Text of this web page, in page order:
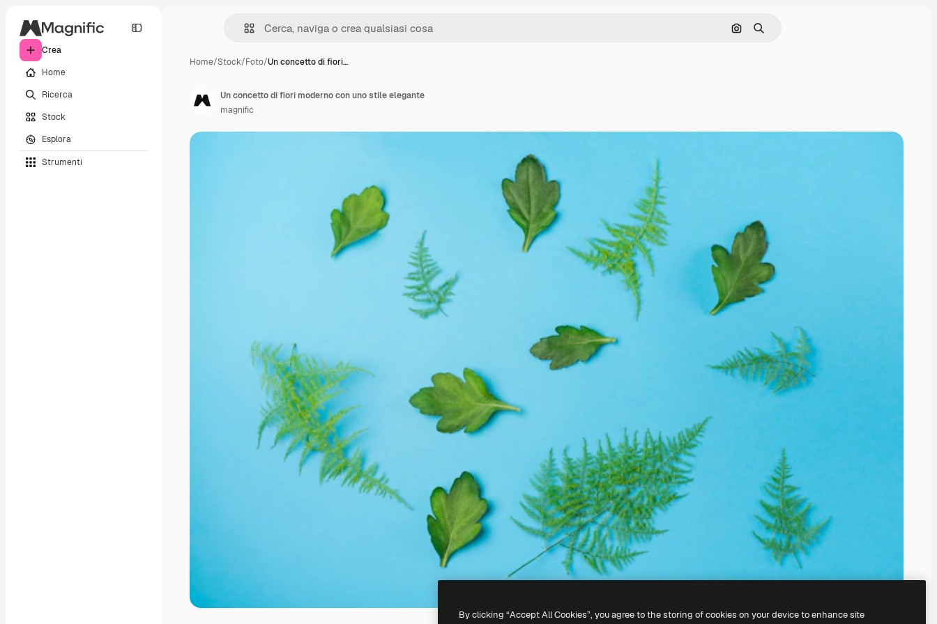
Crea
Home
Ricerca
Stock
Esplora
Strumenti
Cerca per immagine
Ricerca
Home/Stock/Foto/Un concetto di fiori…
Un concetto di fiori moderno con uno stile elegante
magnific
By clicking “Accept All Cookies”, you agree to the storing of cookies on your device to enhance site